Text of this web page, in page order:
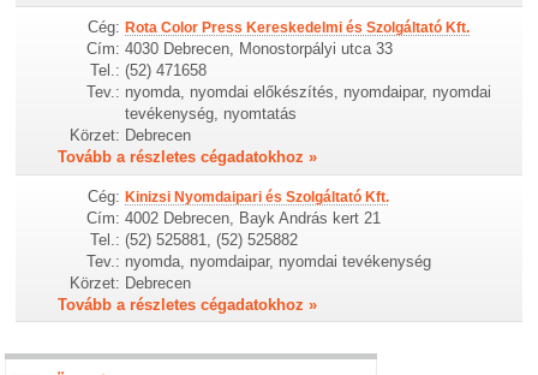
Cég: Rota Color Press Kereskedelmi és Szolgáltató Kft.
Cím: 4030 Debrecen, Monostorpályi utca 33
Tel.: (52) 471658
Tev.: nyomda, nyomdai előkészítés, nyomdaipar, nyomdai
tevékenység, nyomtatás
Körzet: Debrecen
Tovább a részletes cégadatokhoz »
Cég: Kinizsi Nyomdaipari és Szolgáltató Kft.
Cím: 4002 Debrecen, Bayk András kert 21
Tel.: (52) 525881, (52) 525882
Tev.: nyomda, nyomdaipar, nyomdai tevékenység
Körzet: Debrecen
Tovább a részletes cégadatokhoz »